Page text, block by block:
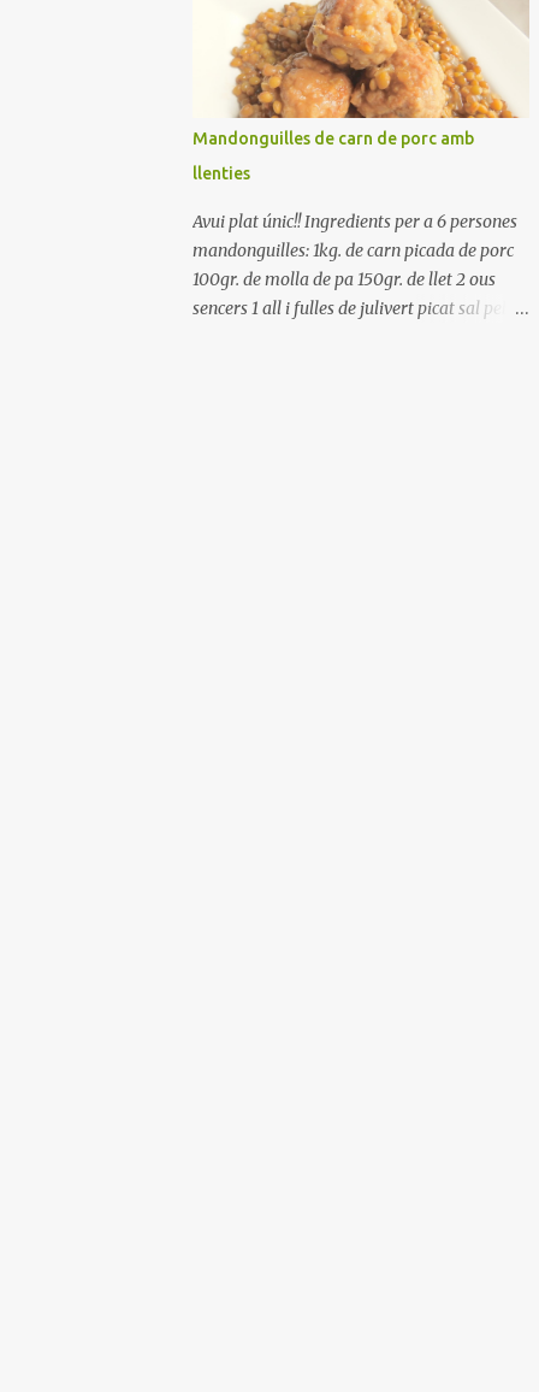
Renteu els pebrots i talleu-los a trossets.
Renteu les tomates i talleu-les a octaus.
Talleu les olives a rodanxes. Una hora abans
de portar a la taula, poseu els cigrons, ben
escorreguts, en un bol, amb la resta
d'ingredients: les tomates, el pebrot, la ceba,
(escorreguda), les olives i la tonyina
esmicolada. Amaniu amb sal i oli... bon
profit!!
Mandonguilles de carn de porc amb
llenties
Avui plat únic!! Ingredients per a 6 persones
mandonguilles: 1kg. de carn picada de porc
100gr. de molla de pa 150gr. de llet 2 ous
sencers 1 all i fulles de julivert picat sal pebre